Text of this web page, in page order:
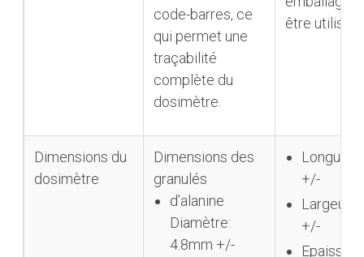
code-barres, ce
qui permet une
traçabilité
complète du
dosimètre.
être utilisé.
Dimensions du
dosimètre
Dimensions des
granulés
d’alanine
Diamètre:
4.8mm +/-
+/-
Largeur:
+/-